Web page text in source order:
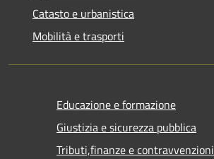
Catasto e urbanistica
Mobilità e trasporti
Educazione e formazione
Giustizia e sicurezza pubblica
Tributi,finanze e contravvenzioni